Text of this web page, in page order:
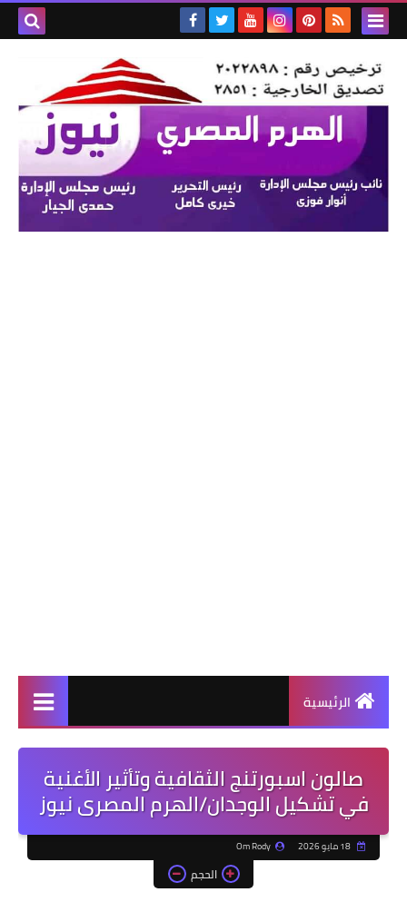
الرئيسية
صالون اسبورتنج الثقافية وتأثير الأغنية
في تشكيل الوجدان/الهرم المصرى نيوز
18 مايو 2026 Om Rody
الحجم